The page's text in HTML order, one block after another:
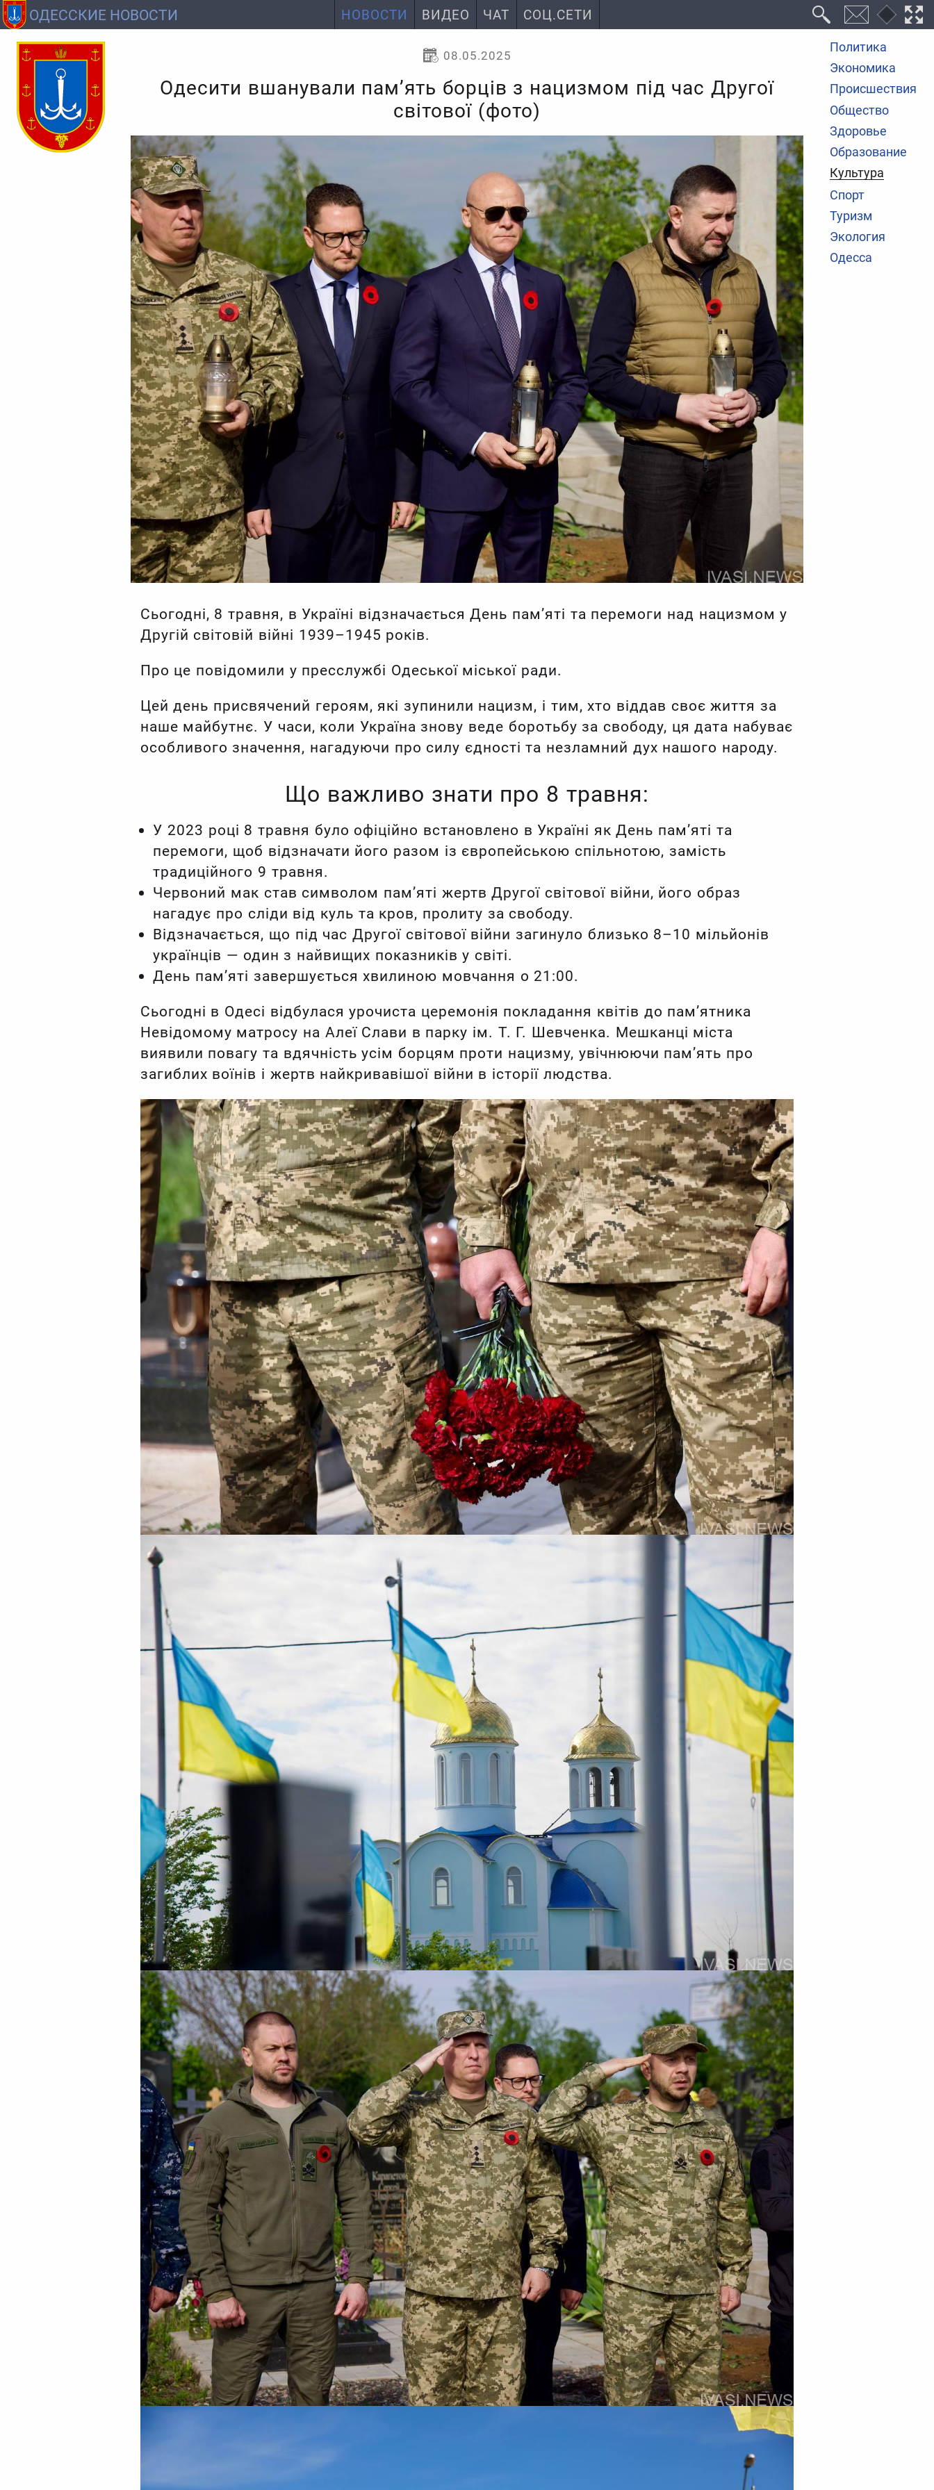
ОДЕССКИЕ НОВОСТИ НОВОСТИ ВИДЕО ЧАТ СОЦ.СЕТИ
Политика
Экономика
Происшествия
Общество
Здоровье
Образование
Культура
Спорт
Туризм
Экология
Одесса
08.05.2025
Одесити вшанували пам’ять борців з нацизмом під час Другої
світової (фото)
Сьогодні, 8 травня, в Україні відзначається День пам’яті та перемоги над нацизмом у
Другій світовій війні 1939–1945 років.
Про це повідомили у пресслужбі Одеської міської ради.
Цей день присвячений героям, які зупинили нацизм, і тим, хто віддав своє життя за
наше майбутнє. У часи, коли Україна знову веде боротьбу за свободу, ця дата набуває
особливого значення, нагадуючи про силу єдності та незламний дух нашого народу.
Що важливо знати про 8 травня:
У 2023 році 8 травня було офіційно встановлено в Україні як День пам’яті та
перемоги, щоб відзначати його разом із європейською спільнотою, замість
традиційного 9 травня.
Червоний мак став символом пам’яті жертв Другої світової війни, його образ
нагадує про сліди від куль та кров, пролиту за свободу.
Відзначається, що під час Другої світової війни загинуло близько 8–10 мільйонів
українців — один з найвищих показників у світі.
День пам’яті завершується хвилиною мовчання о 21:00.
Сьогодні в Одесі відбулася урочиста церемонія покладання квітів до пам’ятника
Невідомому матросу на Алеї Слави в парку ім. Т. Г. Шевченка. Мешканці міста
виявили повагу та вдячність усім борцям проти нацизму, увічнюючи пам’ять про
загиблих воїнів і жертв найкривавішої війни в історії людства.